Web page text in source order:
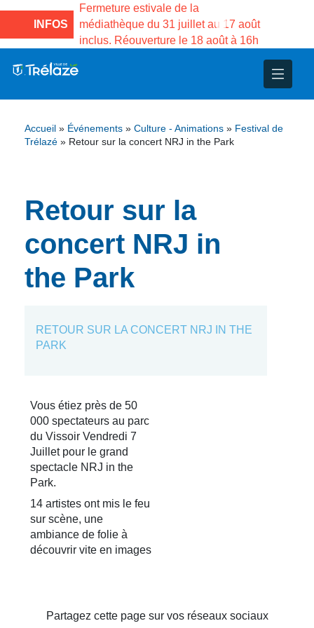
INFOS
la Maison des
de Gama du
Fermeture estivale de la
médiathèque du 31 juillet au 17 août
inclus. Réouverture le 18 août à 16h
Projets
– Jumelage
Accueil » Événements » Culture - Animations » Festival de
Trélazé » Retour sur la concert NRJ in the Park
Retour sur la
concert NRJ in
the Park
RETOUR SUR LA CONCERT NRJ IN THE
PARK
Vous étiez près de 50
000 spectateurs au parc
du Vissoir Vendredi 7
Juillet pour le grand
spectacle NRJ in the
Park.
14 artistes ont mis le feu
sur scène, une
ambiance de folie à
découvrir vite en images
Partagez cette page sur vos réseaux sociaux